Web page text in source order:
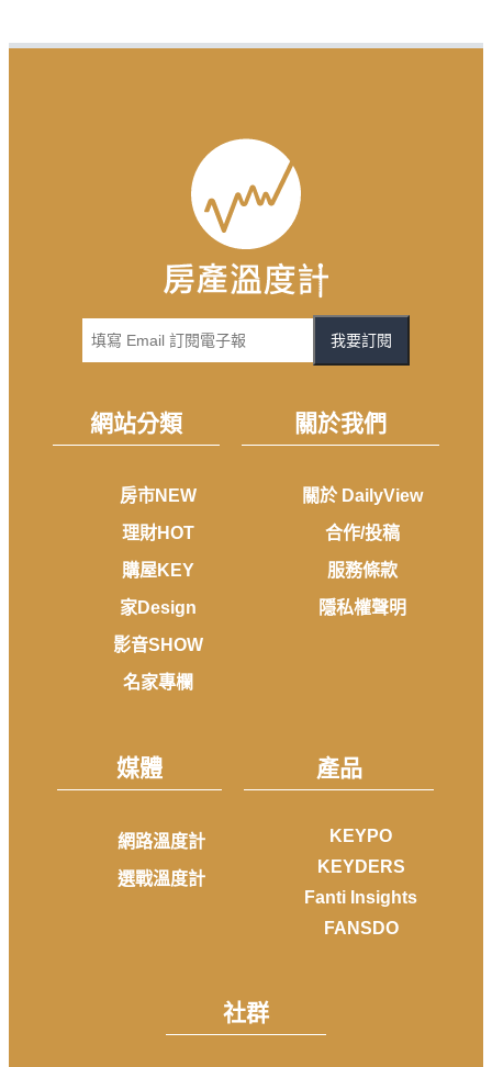
我要訂閱
網站分類
房市NEW
理財HOT
購屋KEY
家Design
影音SHOW
名家專欄
關於我們
關於 DailyView
合作/投稿
服務條款
隱私權聲明
媒體
網路溫度計
選戰溫度計
產品
KEYPO
KEYDERS
Fanti Insights
FANSDO
社群